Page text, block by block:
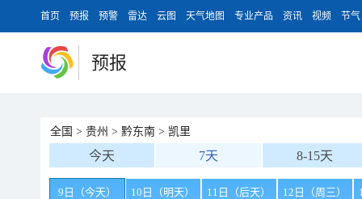
首页 预报 预警 雷达 云图 天气地图 专业产品 资讯 视频 节气
预报
全国 > 贵州 > 黔东南 > 凯里
今天 7天 8-15天
9日（今天） 10日（明天） 11日（后天） 12日（周三）